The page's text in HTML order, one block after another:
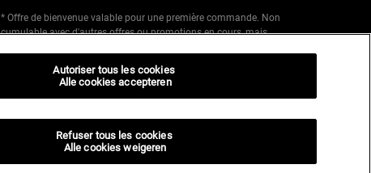
* Offre de bienvenue valable pour une première commande. Non
cumulable avec d'autres offres ou promotions en cours, mais
conditions dutilisation sappliquent.
Refuser tous les cookies
Alle cookies weigeren
Autoriser tous les cookies
Alle cookies accepteren